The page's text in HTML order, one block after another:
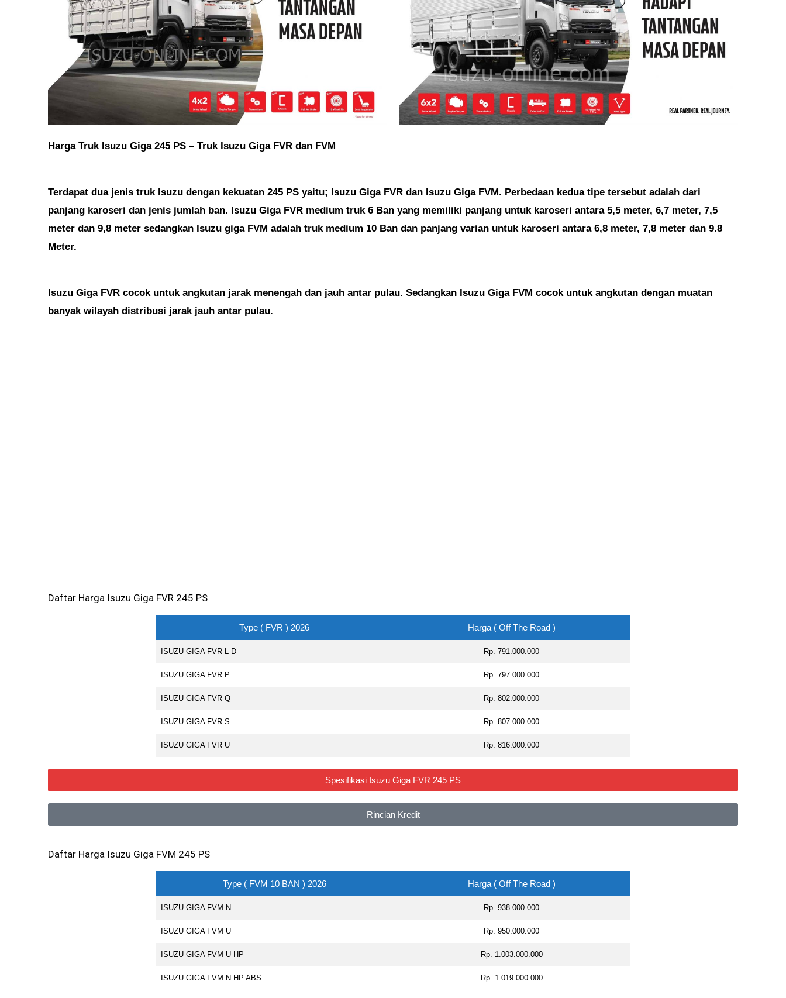
Harga Truk Isuzu Giga 245 PS – Truk Isuzu Giga FVR dan FVM
Terdapat dua jenis truk Isuzu dengan kekuatan 245 PS yaitu; Isuzu Giga FVR dan Isuzu Giga FVM. Perbedaan kedua tipe tersebut adalah dari
panjang karoseri dan jenis jumlah ban. Isuzu Giga FVR medium truk 6 Ban yang memiliki panjang untuk karoseri antara 5,5 meter, 6,7 meter, 7,5
meter dan 9,8 meter sedangkan Isuzu giga FVM adalah truk medium 10 Ban dan panjang varian untuk karoseri antara 6,8 meter, 7,8 meter dan 9.8
Meter.
Isuzu Giga FVR cocok untuk angkutan jarak menengah dan jauh antar pulau. Sedangkan Isuzu Giga FVM cocok untuk angkutan dengan muatan
banyak wilayah distribusi jarak jauh antar pulau.
Daftar Harga Isuzu Giga FVR 245 PS
Type ( FVR ) 2026 Harga ( Off The Road )
ISUZU GIGA FVR L D Rp. 791.000.000
ISUZU GIGA FVR P Rp. 797.000.000
ISUZU GIGA FVR Q Rp. 802.000.000
ISUZU GIGA FVR S Rp. 807.000.000
ISUZU GIGA FVR U Rp. 816.000.000
Spesifikasi Isuzu Giga FVR 245 PS
Rincian Kredit
Daftar Harga Isuzu Giga FVM 245 PS
Type ( FVM 10 BAN ) 2026 Harga ( Off The Road )
ISUZU GIGA FVM N Rp. 938.000.000
ISUZU GIGA FVM U Rp. 950.000.000
ISUZU GIGA FVM U HP Rp. 1.003.000.000
ISUZU GIGA FVM N HP ABS Rp. 1.019.000.000